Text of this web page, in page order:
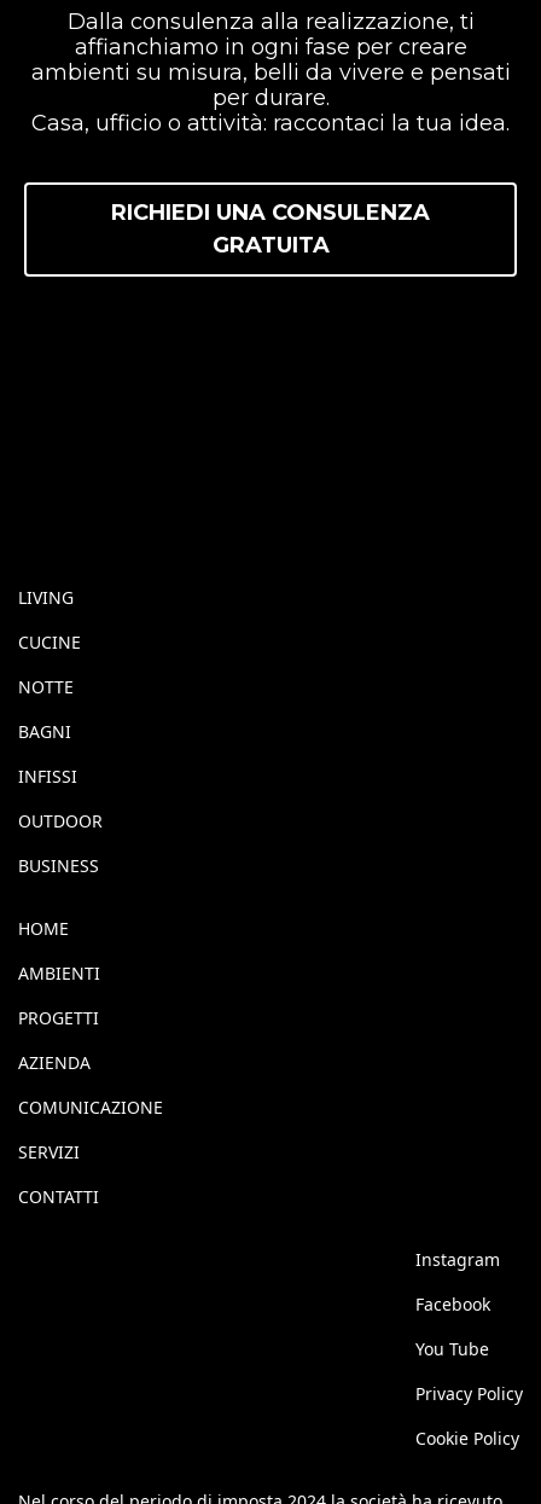
Dalla consulenza alla realizzazione, ti
affianchiamo in ogni fase per creare
ambienti su misura, belli da vivere e pensati
per durare.
Casa, ufficio o attività: raccontaci la tua idea.
RICHIEDI UNA CONSULENZA
GRATUITA
LIVING
CUCINE
NOTTE
BAGNI
INFISSI
OUTDOOR
BUSINESS
HOME
AMBIENTI
PROGETTI
AZIENDA
COMUNICAZIONE
SERVIZI
CONTATTI
Instagram
Facebook
You Tube
Privacy Policy
Cookie Policy